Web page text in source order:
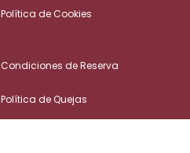
Política de Cookies
Condiciones de Reserva
Política de Quejas